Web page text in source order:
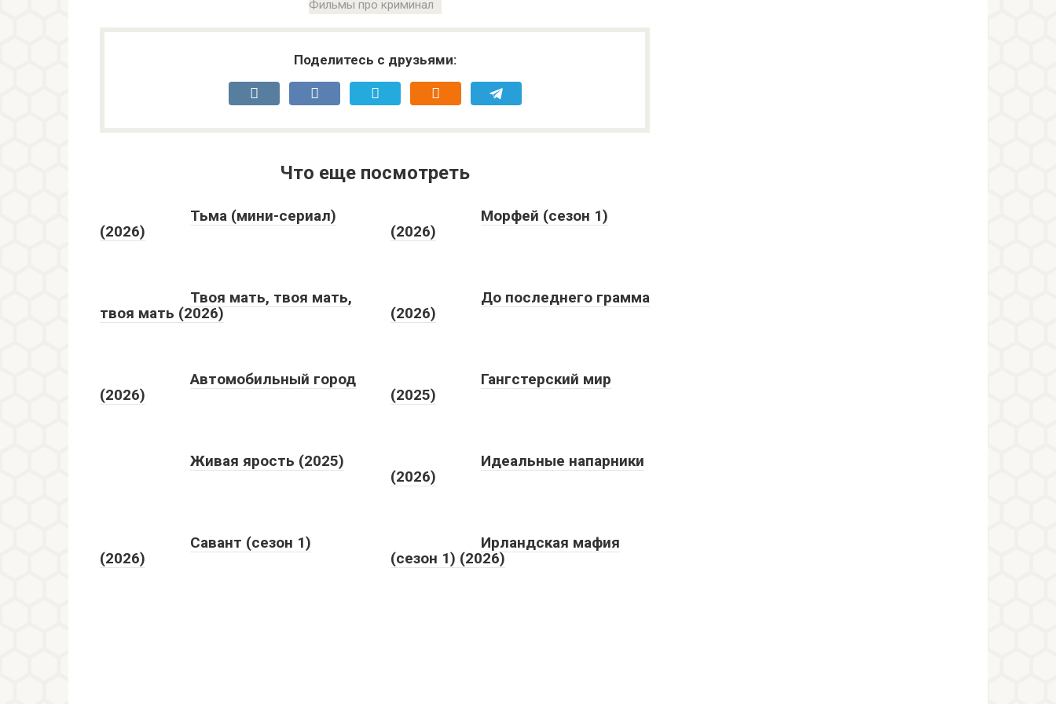
Фильмы про криминал
Поделитесь с друзьями:
Что еще посмотреть
Тьма (мини-сериал)
(2026)
Морфей (сезон 1)
(2026)
Твоя мать, твоя мать,
твоя мать (2026)
До последнего грамма
(2026)
Автомобильный город
(2026)
Гангстерский мир
(2025)
Живая ярость (2025)
Идеальные напарники
(2026)
Савант (сезон 1)
(2026)
Ирландская мафия
(сезон 1) (2026)